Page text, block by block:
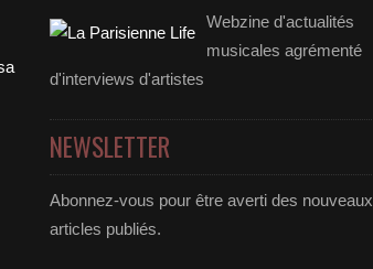
Webzine d'actualités
musicales agrémenté
d'interviews d'artistes
NEWSLETTER
Abonnez-vous pour être averti des nouveaux
articles publiés.